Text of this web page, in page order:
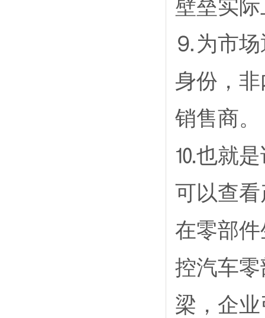
壁垒实
⒐为市场
身份，
销售商。
⒑也就是
可以查
在零部
控汽车
梁，企